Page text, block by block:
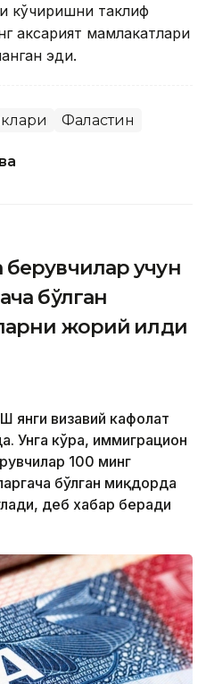
кўчиришни таклиф
аксарият мамлакатлари
эди.
Фаластин
учун
бўлган
жорий қилди
визавий кафолат
Унга кўра, иммиграцион
100 минг
бўлган миқдорда
деб хабар беради